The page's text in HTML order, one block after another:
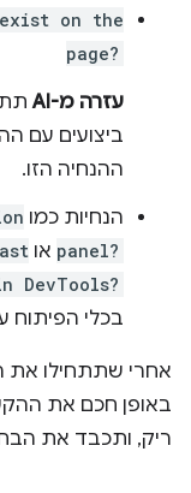
exist on the
page?
עזרה מ-AI
ביצועים עם
ההנחיה הזו.
הנחיות כמו
panel? או
DevTools?
בכלי הפיתוח
אחרי שתתחילו את
באופן חכם את
ריק, ותכבד את